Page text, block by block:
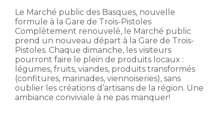
Le Marché public des Basques, nouvelle
formule à la Gare de Trois-Pistoles
Complètement renouvelé, le Marché public
prend un nouveau départ à la Gare de Trois-
Pistoles. Chaque dimanche, les visiteurs
pourront faire le plein de produits locaux :
légumes, fruits, viandes, produits transformés
(confitures, marinades, viennoiseries), sans
oublier les créations d’artisans de la région. Une
ambiance conviviale à ne pas manquer!